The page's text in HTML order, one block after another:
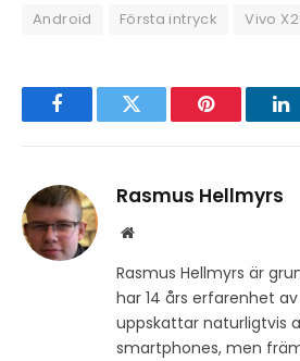
Android Första intryck Vivo
FacebookTwitter Pinterest
Rasmus Hellmyrs
Website
Rasmus Hellmyrs är
har 14 års erfarenhet
uppskattar naturligtvis
smartphones, men